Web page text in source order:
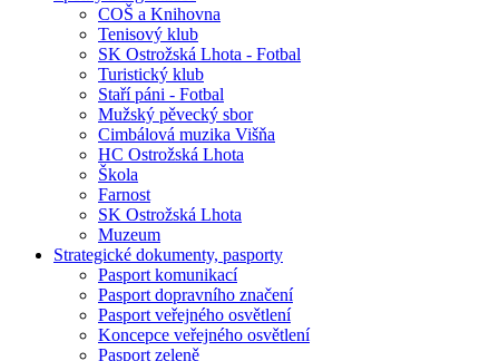
COŠ a Knihovna
Tenisový klub
SK Ostrožská Lhota - Fotbal
Turistický klub
Staří páni - Fotbal
Mužský pěvecký sbor
Cimbálová muzika Višňa
HC Ostrožská Lhota
Škola
Farnost
SK Ostrožská Lhota
Muzeum
Strategické dokumenty, pasporty
Pasport komunikací
Pasport dopravního značení
Pasport veřejného osvětlení
Koncepce veřejného osvětlení
Pasport zeleně